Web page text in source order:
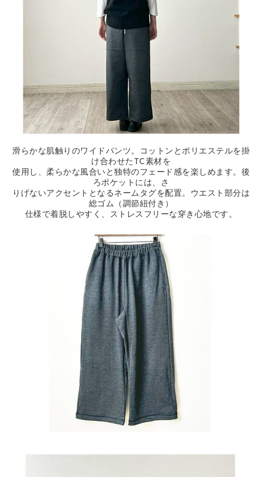
滑らかな肌触りのワイドパンツ。コットンとポリエステルを掛
け合わせたTC素材を
使用し、柔らかな風合いと独特のフェード感を楽しめます。後
ろポケットには、さ
りげないアクセントとなるネームタグを配置。ウエスト部分は
総ゴム（調節紐付き）
仕様で着脱しやすく、ストレスフリーな穿き心地です。